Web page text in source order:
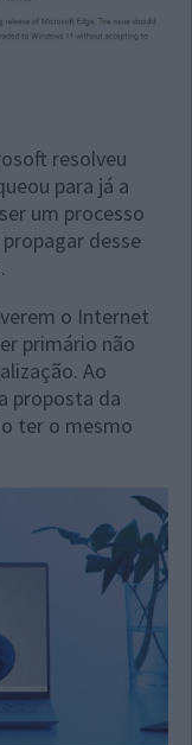
resolveu
para já a
um processo
desse
o Internet
primário não
Ao
proposta da
ter o mesmo